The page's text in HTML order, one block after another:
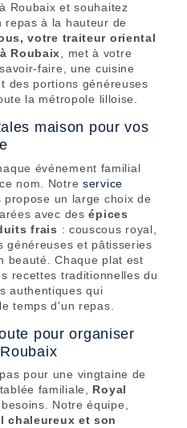
Roubaix et souhaitez
repas à la hauteur de
votre traiteur oriental
Roubaix, met à votre
faire, une cuisine
des portions généreuses
la métropole lilloise.
maison pour vos
événement familial
nom. Notre service
propose un large choix de
avec desépices
frais : couscous royal,
généreuses et pâtisseries
beauté. Chaque plat est
recettes traditionnelles du
authentiques qui
temps d'un repas.
pour organiser
pour une vingtaine de
familiale, Royal
Notre équipe,
chaleureux et son